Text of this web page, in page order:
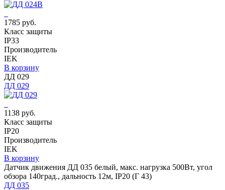
1785 руб.
Класс защиты
IP33
Производитель
IEK
В корзину
ДД 029
ДД 029
1138 руб.
Класс защиты
IP20
Производитель
IEK
В корзину
Датчик движения ДД 035 белый, макс. нагрузка 500Вт, угол
обзора 140град., дальность 12м, IP20 (Г 43)
ДД 035